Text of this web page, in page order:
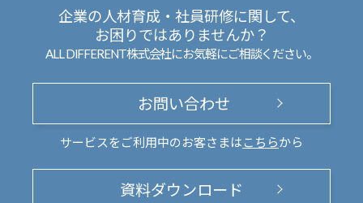
企業の人材育成・社員研修に関して、
お困りではありませんか？
ALL DIFFERENT株式会社にお気軽にご相談ください。
お問い合わせ
サービスをご利用中のお客さまは こちらから
資料ダウンロード